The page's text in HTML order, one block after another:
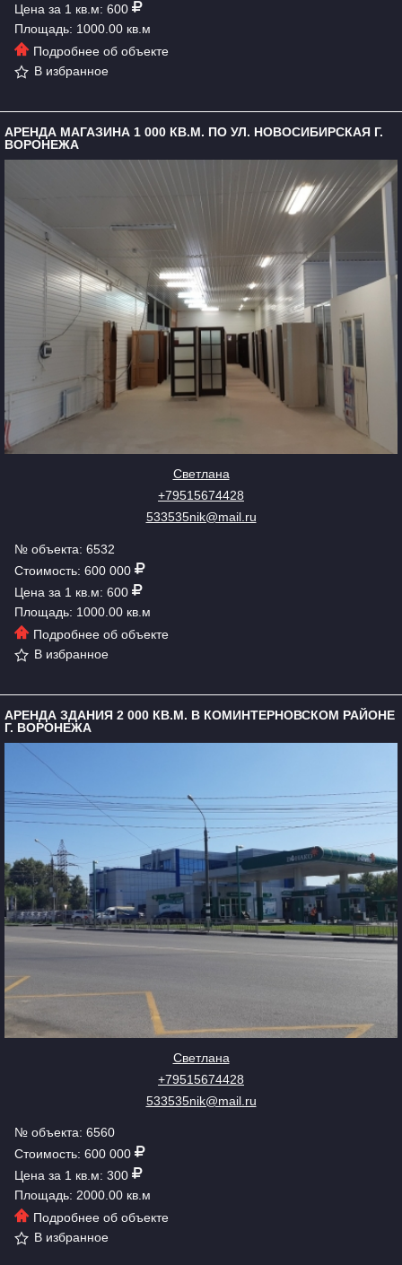
Цена за 1 кв.м: 600
Площадь: 1000.00 кв.м
Подробнее об объекте
В избранное
АРЕНДА МАГАЗИНА 1 000 КВ.М. ПО УЛ. НОВОСИБИРСКАЯ Г.
ВОРОНЕЖА
Светлана
+79515674428
533535nik@mail.ru
№ объекта: 6532
Стоимость: 600 000
Цена за 1 кв.м: 600
Площадь: 1000.00 кв.м
Подробнее об объекте
В избранное
АРЕНДА ЗДАНИЯ 2 000 КВ.М. В КОМИНТЕРНОВСКОМ РАЙОНЕ
Г. ВОРОНЕЖА
Светлана
+79515674428
533535nik@mail.ru
№ объекта: 6560
Стоимость: 600 000
Цена за 1 кв.м: 300
Площадь: 2000.00 кв.м
Подробнее об объекте
В избранное